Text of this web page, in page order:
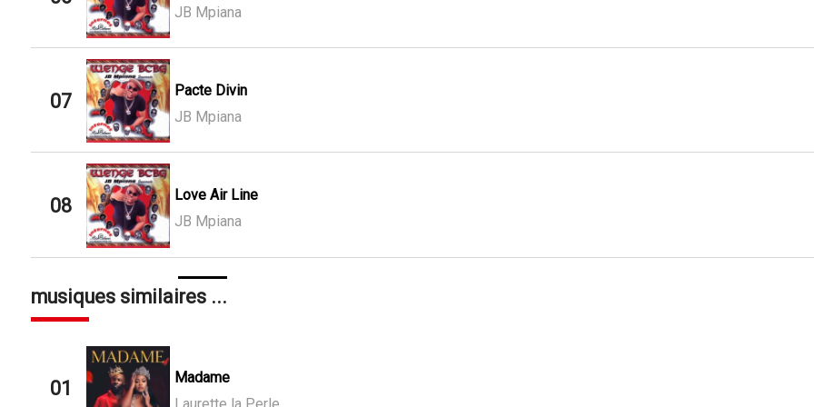
JB Mpiana
07
Pacte Divin
JB Mpiana
08
Love Air Line
JB Mpiana
musiques similaires ...
01
Madame